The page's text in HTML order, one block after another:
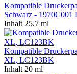
Kompatible
Schwarz -
Inhalt 25.7 ml
Kompatible
XL, LC123BK
Inhalt 20 ml